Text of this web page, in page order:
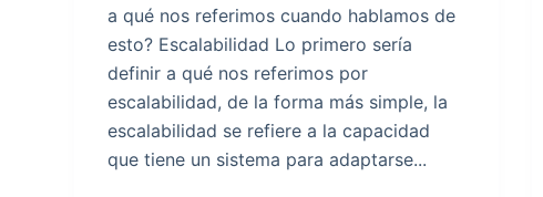
a qué nos referimos cuando hablamos de
esto? Escalabilidad Lo primero sería
definir a qué nos referimos por
escalabilidad, de la forma más simple, la
escalabilidad se refiere a la capacidad
que tiene un sistema para adaptarse...